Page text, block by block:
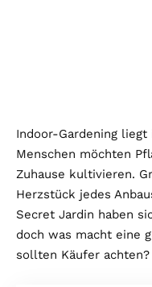
Indoor-Gardening
Menschen möchten
Zuhause kultivieren.
Herzstück jedes
Secret Jardin haben
doch was macht eine
sollten Käufer achten?